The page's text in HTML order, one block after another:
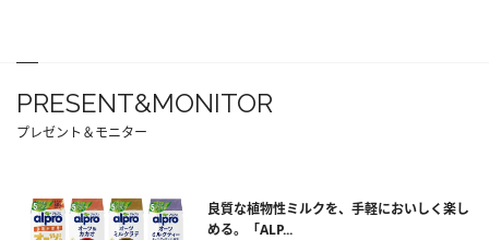
PRESENT&MONITOR
プレゼント＆モニター
良質な植物性ミルクを、手軽においしく楽し
める。「ALP...